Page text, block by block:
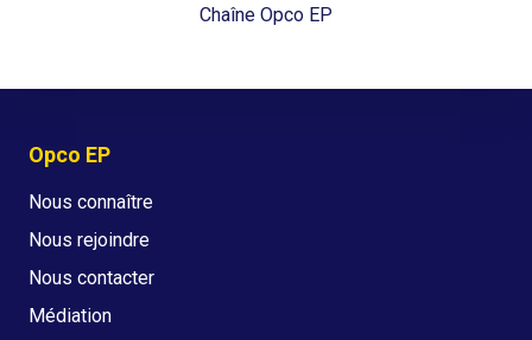
Chaîne Opco EP
Opco EP
Nous connaître
Nous rejoindre
Nous contacter
Médiation